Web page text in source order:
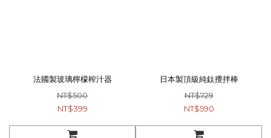
法國製玻璃檸檬榨汁器
NT$500
NT$399
日本製頂級純鈦攪拌棒
NT$729
NT$590